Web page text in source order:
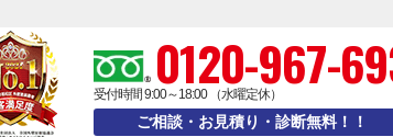
0120-967-
受付時間 9:00～18:00 （水曜定休）
ご相談・お見積り・診断無料！！